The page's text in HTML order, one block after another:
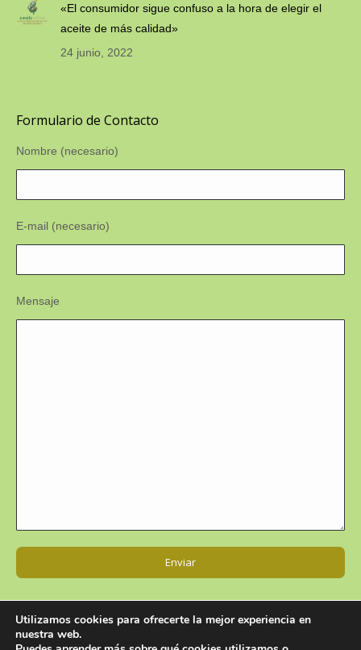
«El consumidor sigue confuso a la hora de elegir el
aceite de más calidad»
24 junio, 2022
Formulario de Contacto
Nombre (necesario)
E-mail (necesario)
Mensaje
Utilizamos cookies para ofrecerte la mejor experiencia en
nuestra web.